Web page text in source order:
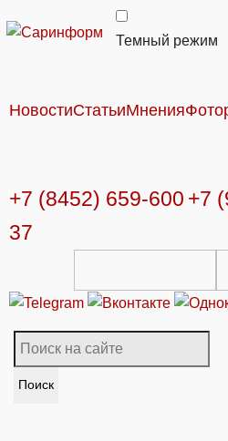
Темный режим
НовостиСтатьиМнения
+7 (8452) 659-600 +7
37
Поиск